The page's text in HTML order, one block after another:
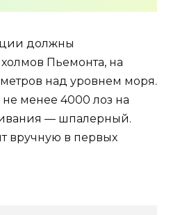
должны
Пьемонта, на
над уровнем моря.
менее 4000 лоз на
— шпалерный.
вручную в первых